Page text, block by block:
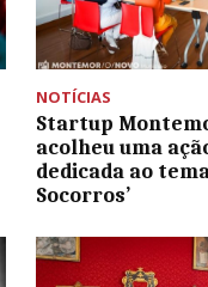
NOTÍCIAS
Startup
acolheu uma
dedicada ao
Socorros’